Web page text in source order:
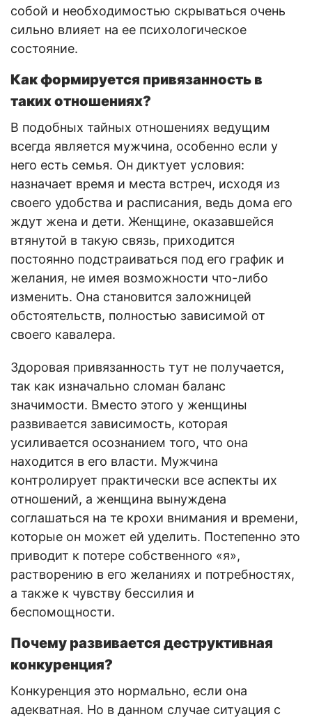
собой и необходимостью скрываться очень
сильно влияет на ее психологическое
состояние.
Как формируется привязанность в
таких отношениях?
В подобных тайных отношениях ведущим
всегда является мужчина, особенно если у
него есть семья. Он диктует условия:
назначает время и места встреч, исходя из
своего удобства и расписания, ведь дома его
ждут жена и дети. Женщине, оказавшейся
втянутой в такую связь, приходится
постоянно подстраиваться под его график и
желания, не имея возможности что-либо
изменить. Она становится заложницей
обстоятельств, полностью зависимой от
своего кавалера.
Здоровая привязанность тут не получается,
так как изначально сломан баланс
значимости. Вместо этого у женщины
развивается зависимость, которая
усиливается осознанием того, что она
находится в его власти. Мужчина
контролирует практически все аспекты их
отношений, а женщина вынуждена
соглашаться на те крохи внимания и времени,
которые он может ей уделить. Постепенно это
приводит к потере собственного «я»,
растворению в его желаниях и потребностях,
а также к чувству бессилия и
беспомощности.
Почему развивается деструктивная
конкуренция?
Конкуренция это нормально, если она
адекватная. Но в данном случае ситуация с